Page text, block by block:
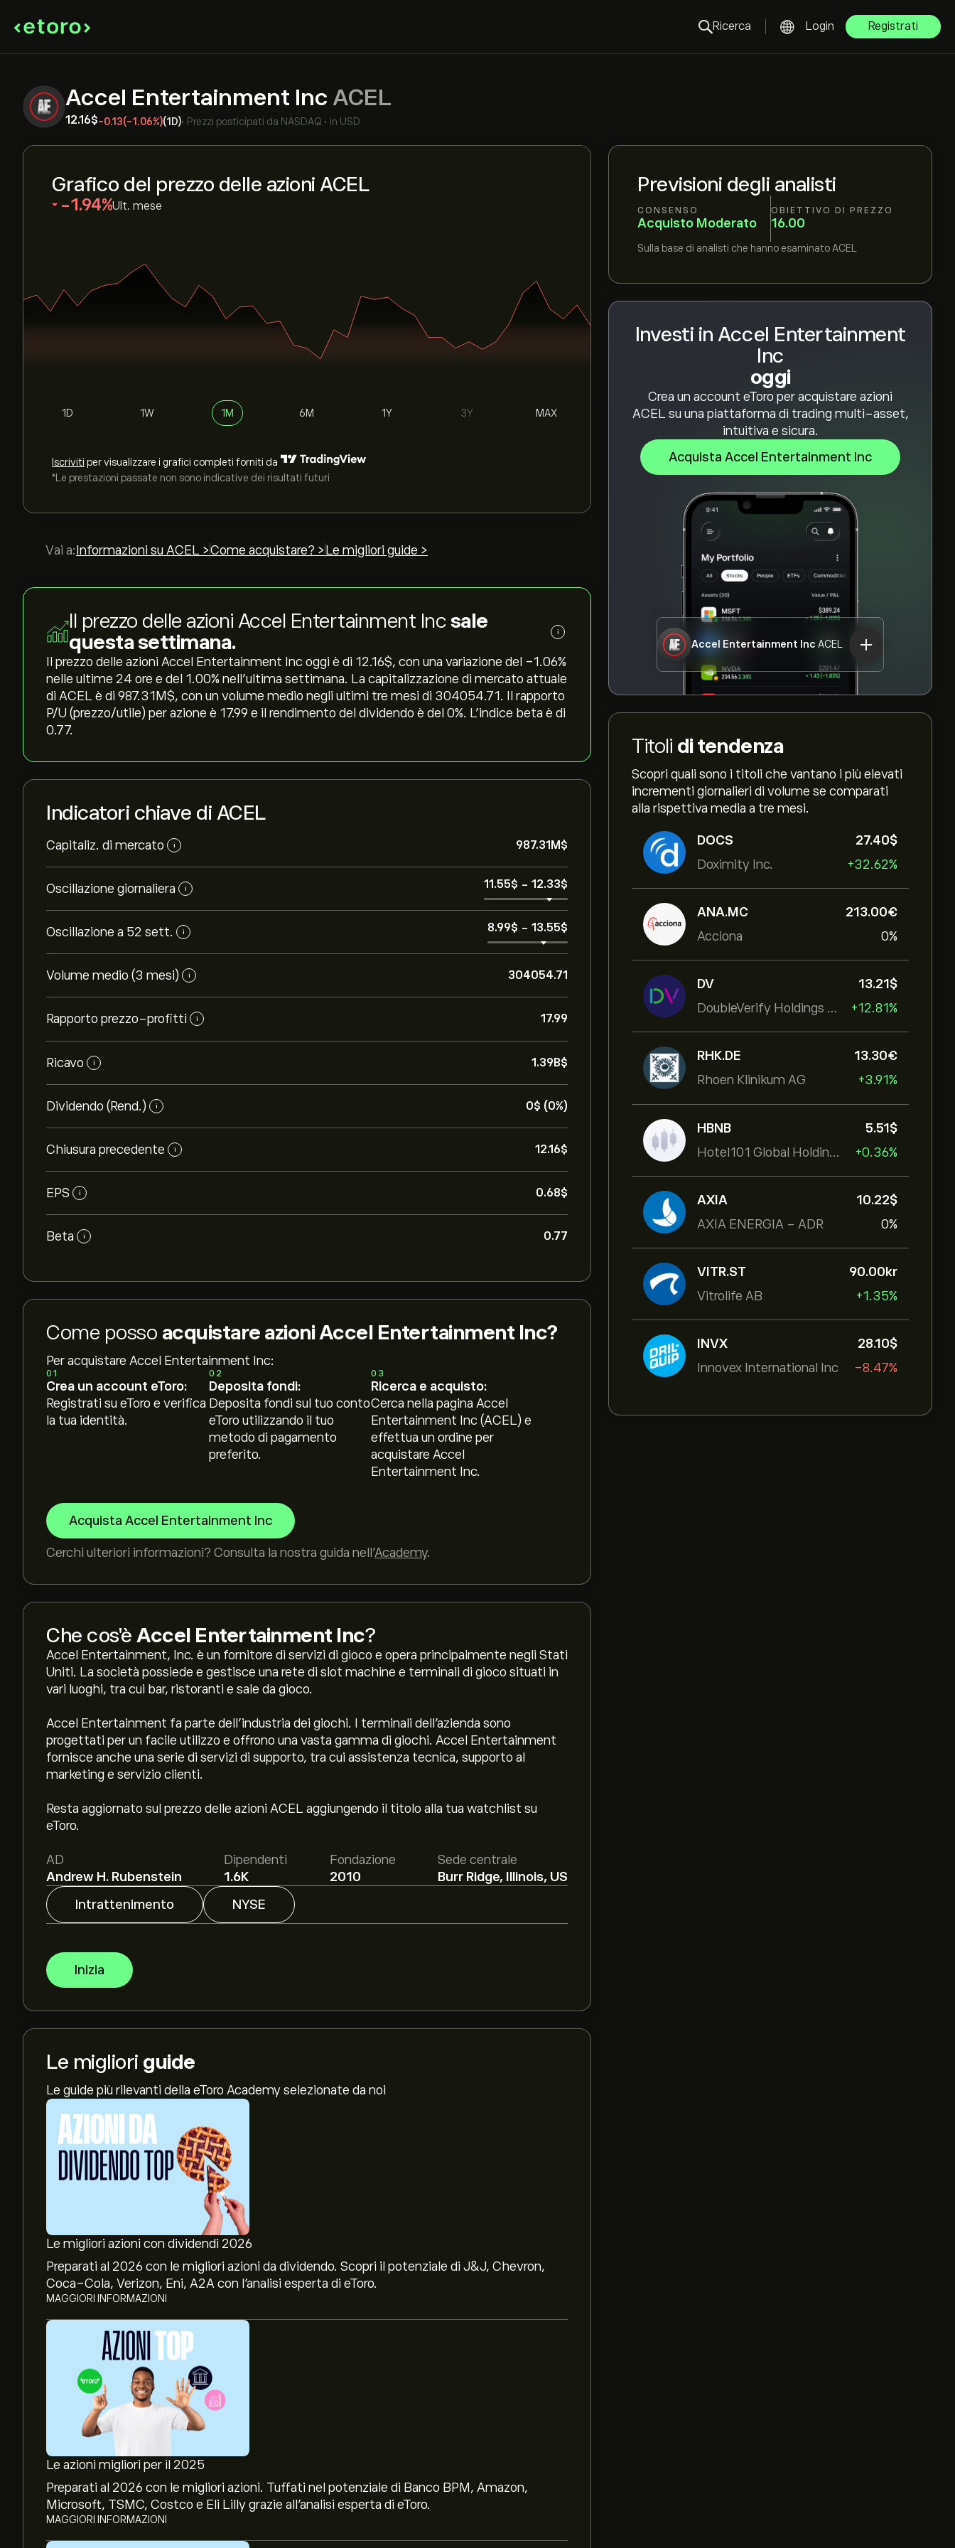
Ricerca Login Registrati
Accel Entertainment Inc ACEL
12.16‎$‎-0.13(-1.06%)(1D)• Prezzi posticipati da NASDAQ • in USD
Previsioni degli analisti
CONSENSO
Acquisto Moderato
OBIETTIVO DI PREZZO
16.00
Sulla base di analisti che hanno esaminato ACEL
Investi in Accel Entertainment
Inc
oggi
Crea un account eToro per acquistare azioni
ACEL su una piattaforma di trading multi-asset,
intuitiva e sicura.
Acquista Accel Entertainment Inc
Accel Entertainment Inc ACEL
Titoli di tendenza
Scopri quali sono i titoli che vantano i più elevati
incrementi giornalieri di volume se comparati
alla rispettiva media a tre mesi.
DOCS
Doximity Inc.
27.40‎$‎
+32.62%
ANA.MC
Acciona
213.00‎€‎
0%
DV
DoubleVerify Holdings Inc
13.21‎$‎
+12.81%
RHK.DE
Rhoen Klinikum AG
13.30‎€‎
+3.91%
HBNB
Hotel101 Global Holdings Corp
5.51‎$‎
+0.36%
AXIA
AXIA ENERGIA - ADR
10.22‎$‎
0%
VITR.ST
Vitrolife AB
90.00‎kr‎
+1.35%
INVX
Innovex International Inc
28.10‎$‎
-8.47%
Grafico del prezzo delle azioni ACEL
‎-1.94‎ Ult. mese
1D 1W 1M 6M 1Y 3Y MAX
Iscriviti per visualizzare i grafici completi forniti da
*Le prestazioni passate non sono indicative dei risultati futuri
Vai a: Informazioni su ACEL >Come acquistare? > Le migliori guide >
Il prezzo delle azioni Accel Entertainment Incsale
questa settimana.
i
Il prezzo delle azioni Accel Entertainment Inc oggi è di 12.16‎$‎, con una variazione del ‎-1.06‎%
nelle ultime 24 ore e del ‎1.00‎% nell'ultima settimana. La capitalizzazione di mercato attuale
di ACEL è di 987.31M‎$‎, con un volume medio negli ultimi tre mesi di 304054.71. Il rapporto
P/U (prezzo/utile) per azione è 17.99 e il rendimento del dividendo è del 0%. L'indice beta è di
0.77.
Indicatori chiave di ACEL
Capitaliz. di mercato i 987.31M‎$‎
Oscillazione giornaliera i 11.55‎$‎ - 12.33‎$‎
Oscillazione a 52 sett. i 8.99‎$‎ - 13.55‎$‎
Volume medio (3 mesi) i 304054.71
Rapporto prezzo-profitti i 17.99
Ricavo i 1.39B‎$‎
Dividendo (Rend.) i 0‎$‎ (0%)
Chiusura precedente i 12.16‎$‎
EPS i 0.68‎$‎
Beta i 0.77
Come posso acquistare azioni Accel Entertainment Inc?
Per acquistare Accel Entertainment Inc:
01
Crea un account eToro:
Registrati su eToro e verifica
la tua identità.
02
Deposita fondi:
Deposita fondi sul tuo conto
eToro utilizzando il tuo
metodo di pagamento
preferito.
03
Ricerca e acquisto:
Cerca nella pagina Accel
Entertainment Inc (ACEL) e
effettua un ordine per
acquistare Accel
Entertainment Inc.
Acquista Accel Entertainment Inc
Cerchi ulteriori informazioni? Consulta la nostra guida nell’Academy.
Che cos'è Accel Entertainment Inc?
Accel Entertainment, Inc. è un fornitore di servizi di gioco e opera principalmente negli Stati
Uniti. La società possiede e gestisce una rete di slot machine e terminali di gioco situati in
vari luoghi, tra cui bar, ristoranti e sale da gioco.
Accel Entertainment fa parte dell'industria dei giochi. I terminali dell'azienda sono
progettati per un facile utilizzo e offrono una vasta gamma di giochi. Accel Entertainment
fornisce anche una serie di servizi di supporto, tra cui assistenza tecnica, supporto al
marketing e servizio clienti.
Resta aggiornato sul prezzo delle azioni ACEL aggiungendo il titolo alla tua watchlist su
eToro.
AD
Andrew H. Rubenstein
Dipendenti
1.6K
Fondazione
2010
Sede centrale
Burr Ridge, Illinois, US
Intrattenimento
NYSE
Inizia
Le migliori guide
Le guide più rilevanti della eToro Academy selezionate da noi
Le migliori azioni con dividendi 2026
Preparati al 2026 con le migliori azioni da dividendo. Scopri il potenziale di J&J, Chevron,
Coca-Cola, Verizon, Eni, A2A con l’analisi esperta di eToro.
MAGGIORI INFORMAZIONI
Le azioni migliori per il 2025
Preparati al 2026 con le migliori azioni. Tuffati nel potenziale di Banco BPM, Amazon,
Microsoft, TSMC, Costco e Eli Lilly grazie all’analisi esperta di eToro.
MAGGIORI INFORMAZIONI